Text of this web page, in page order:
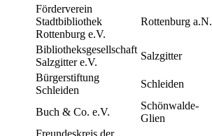
Förderverein
Stadtbibliothek
Rottenburg e.V.
Rottenburg a.N.
Bibliotheksgesellschaft
Salzgitter e.V.
Salzgitter
Bürgerstiftung
Schleiden
Schleiden
Buch & Co. e.V.
Schönwalde-
Glien
Freundeskreis der